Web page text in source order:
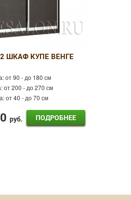
ШКАФ КУПЕ ВЕНГЕ
от 90 - до 180 см
от 200 - до 270 см
от 40 - до 70 см
руб. ПОДРОБНЕЕ